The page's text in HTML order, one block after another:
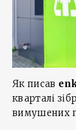
Як писав
кварталі
вимушених